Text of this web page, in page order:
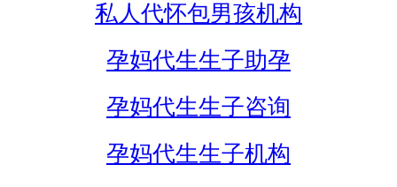
私人代怀包男孩机构
孕妈代生生子助孕
孕妈代生生子咨询
孕妈代生生子机构